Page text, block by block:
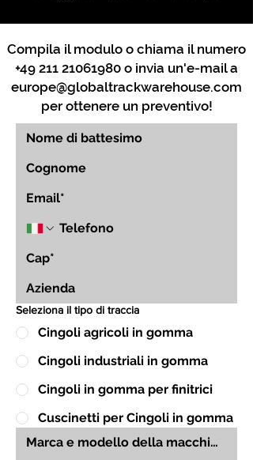
Compila il modulo o chiama il numero
+49 211 21061980 o invia un'e-mail a
europe@globaltrackwarehouse.com
per ottenere un preventivo!
Seleziona il tipo di traccia
Cingoli agricoli in gomma
Cingoli industriali in gomma
Cingoli in gomma per finitrici
Cuscinetti per Cingoli in gomma